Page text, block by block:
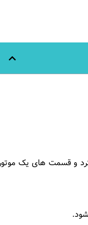
و قسمت های یک